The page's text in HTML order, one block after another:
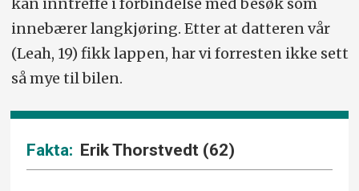
kan inntreffe i forbindelse med besøk som
innebærer langkjøring. Etter at datteren vår
(Leah, 19) fikk lappen, har vi forresten ikke sett
så mye til bilen.
Erik Thorstvedt (62)